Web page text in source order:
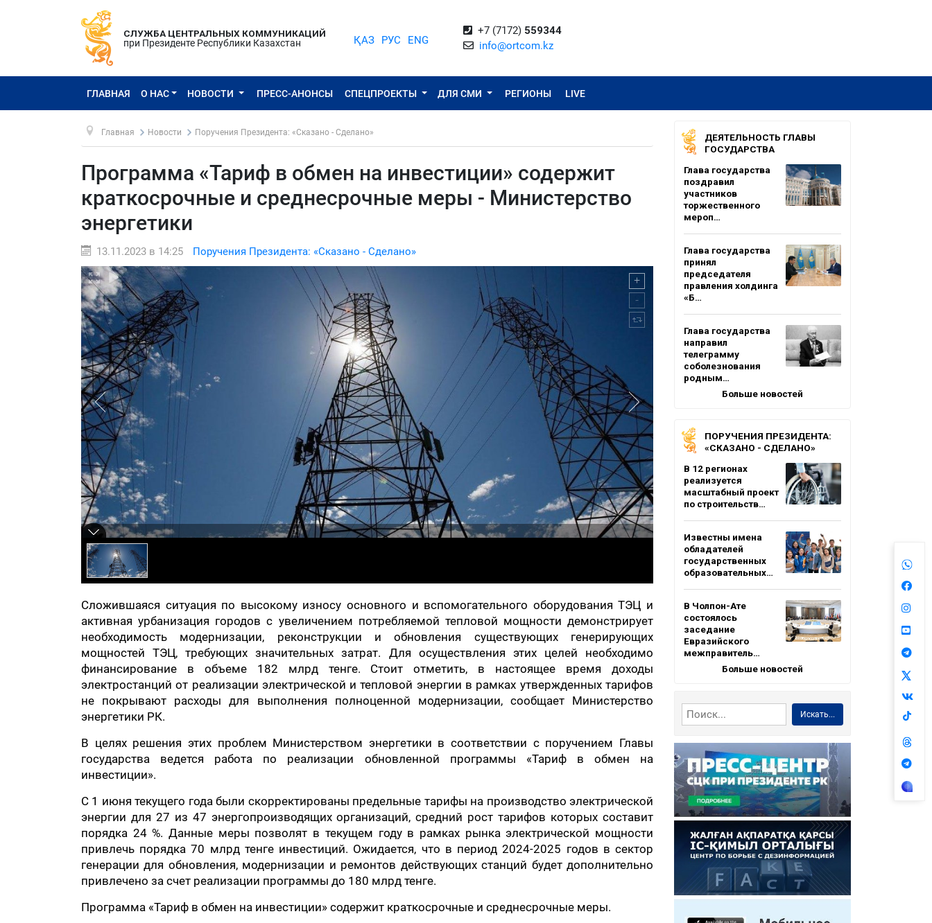
СЛУЖБА ЦЕНТРАЛЬНЫХ КОММУНИКАЦИЙ
при Президенте Республики Казахстан
ҚАЗ РУС ENG
+7 (7172) 559344
info@ortcom.kz
ГЛАВНАЯ О НАС НОВОСТИ ПРЕСС-АНОНСЫ СПЕЦПРОЕКТЫ ДЛЯ СМИ РЕГИОНЫ LIVE
Главная Новости Поручения Президента: «Сказано - Сделано»
Программа «Тариф в обмен на инвестиции» содержит
краткосрочные и среднесрочные меры - Министерство
энергетики
13.11.2023 в 14:25 Поручения Президента: «Сказано - Сделано»
Сложившаяся ситуация по высокому износу основного и вспомогательного оборудования ТЭЦ и
активная урбанизация городов с увеличением потребляемой тепловой мощности демонстрирует
необходимость модернизации, реконструкции и обновления существующих генерирующих
мощностей ТЭЦ, требующих значительных затрат. Для осуществления этих целей необходимо
финансирование в объеме 182 млрд тенге. Стоит отметить, в настоящее время доходы
электростанций от реализации электрической и тепловой энергии в рамках утвержденных тарифов
не покрывают расходы для выполнения полноценной модернизации, сообщает Министерство
энергетики РК.
В целях решения этих проблем Министерством энергетики в соответствии с поручением Главы
государства ведется работа по реализации обновленной программы «Тариф в обмен на
инвестиции».
С 1 июня текущего года были скорректированы предельные тарифы на производство электрической
энергии для 27 из 47 энергопроизводящих организаций, средний рост тарифов которых составит
порядка 24 %. Данные меры позволят в текущем году в рамках рынка электрической мощности
привлечь порядка 70 млрд тенге инвестиций. Ожидается, что в период 2024-2025 годов в сектор
генерации для обновления, модернизации и ремонтов действующих станций будет дополнительно
привлечено за счет реализации программы до 180 млрд тенге.
Программа «Тариф в обмен на инвестиции» содержит краткосрочные и среднесрочные меры.
ДЕЯТЕЛЬНОСТЬ ГЛАВЫ
ГОСУДАРСТВА
Глава государства
поздравил
участников
торжественного
мероп…
Глава государства
принял
председателя
правления холдинга
«Б…
Глава государства
направил
телеграмму
соболезнования
родным…
Больше новостей
ПОРУЧЕНИЯ ПРЕЗИДЕНТА:
«СКАЗАНО - СДЕЛАНО»
В 12 регионах
реализуется
масштабный проект
по строительств…
Известны имена
обладателей
государственных
образовательных…
В Чолпон-Ате
состоялось
заседание
Евразийского
межправитель…
Больше новостей
Искать...